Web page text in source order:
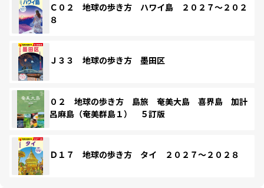
Ｃ０２ 地球の歩き方 ハワイ島 ２０２７～２０２
８
Ｊ３３ 地球の歩き方 墨田区
０２ 地球の歩き方 島旅 奄美大島 喜界島 加計
呂麻島（奄美群島１） ５訂版
Ｄ１７ 地球の歩き方 タイ ２０２７～２０２８